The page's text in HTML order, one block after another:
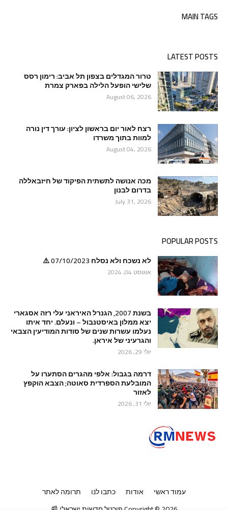
MAIN TAGS
LATEST POSTS
טרור המגדלים בצפון תל אביב: רימון רסס
שלישי הופעל הלילה בפארק צמרת
August 06, 2026
רצח לאור יום בראשון לציון: עורך דין נורה
למוות בתוך משרדו
August 04, 2026
מכה אנושה לתשתית הפיקוד של חיזבאללה
בדרום לבנון
July 31, 2026
POPULAR POSTS
לא נשכח ולא נסלח 07/10/2023 ⚠️
אוגוסט 04, 2024
בשנת 2007, הגנרל האיראני עלי רזה אסגארי
יצא ממלון באיסטנבול – ונעלם. יחד איתו
נעלמו עשרות שנים של סודות המודיעין הצבאי
והגרעיני של איראן.
יולי 29, 2026
דרמה בגבול: אלפי מהגרים הסתערו על
המובלעת הספרדית סאוטה; הצבא הוקפץ
לאזור
יולי 31, 2026
עמוד ראשי אודות כתבו לנו תרומה לאתר